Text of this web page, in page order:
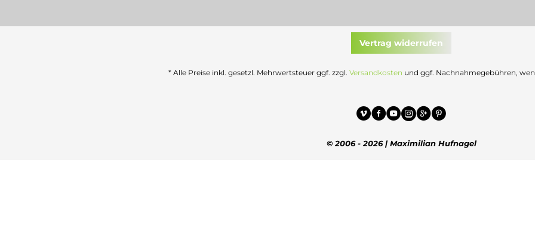
Vertrag widerrufen
* Alle Preise inkl. gesetzl. Mehrwertsteuer ggf. zzgl. Versandkosten und ggf. Nachnahmegebühren,
© 2006 - 2026 | Maximilian Hufnagel